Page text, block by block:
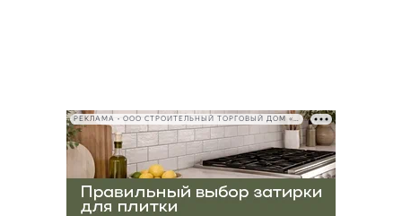
РЕКЛАМА • ООО СТРОИТЕЛЬНЫЙ ТОРГОВЫЙ ДОМ «ПЕТРОВИЧ», ИНН 7802348846